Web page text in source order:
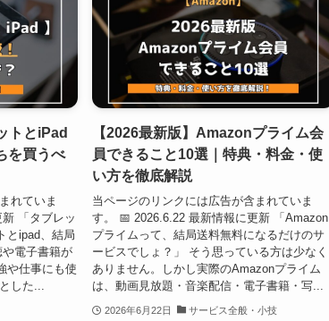
トとiPad
を買うべ
れていま
「タブレッ
とipad、結局
電子書籍が
や仕事にも使
した...
【2026最新版】Amazonプライム会
員できること10選｜特典・料金・使
い方を徹底解説
当ページのリンクには広告が含まれていま
す。 📅 2026.6.22 最新情報に更新 「Amazon
プライムって、結局送料無料になるだけのサ
ービスでしょ？」 そう思っている方は少なく
ありません。しかし実際のAmazonプライム
は、動画見放題・音楽配信・電子書籍・写...
2026年6月22日 サービス全般・小技